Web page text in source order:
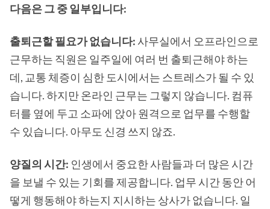
다음은 그 중 일부입니다:
출퇴근할 필요가 없습니다: 사무실에서 오프라인으로
근무하는 직원은 일주일에 여러 번 출퇴근해야 하는
데, 교통 체증이 심한 도시에서는 스트레스가 될 수 있
습니다. 하지만 온라인 근무는 그렇지 않습니다. 컴퓨
터를 옆에 두고 소파에 앉아 원격으로 업무를 수행할
수 있습니다. 아무도 신경 쓰지 않죠.
양질의 시간: 인생에서 중요한 사람들과 더 많은 시간
을 보낼 수 있는 기회를 제공합니다. 업무 시간 동안 어
떻게 행동해야 하는지 지시하는 상사가 없습니다. 일